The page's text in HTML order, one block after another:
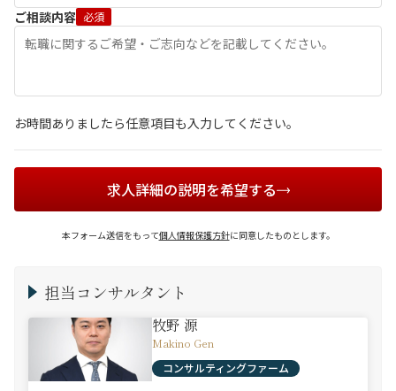
ご相談内容 必須
お時間ありましたら任意項目も入力してください。
求人詳細の説明を希望する
本フォーム送信をもって個人情報保護方針に同意したものとします。
担当コンサルタント
牧野 源
Makino Gen
コンサルティングファーム